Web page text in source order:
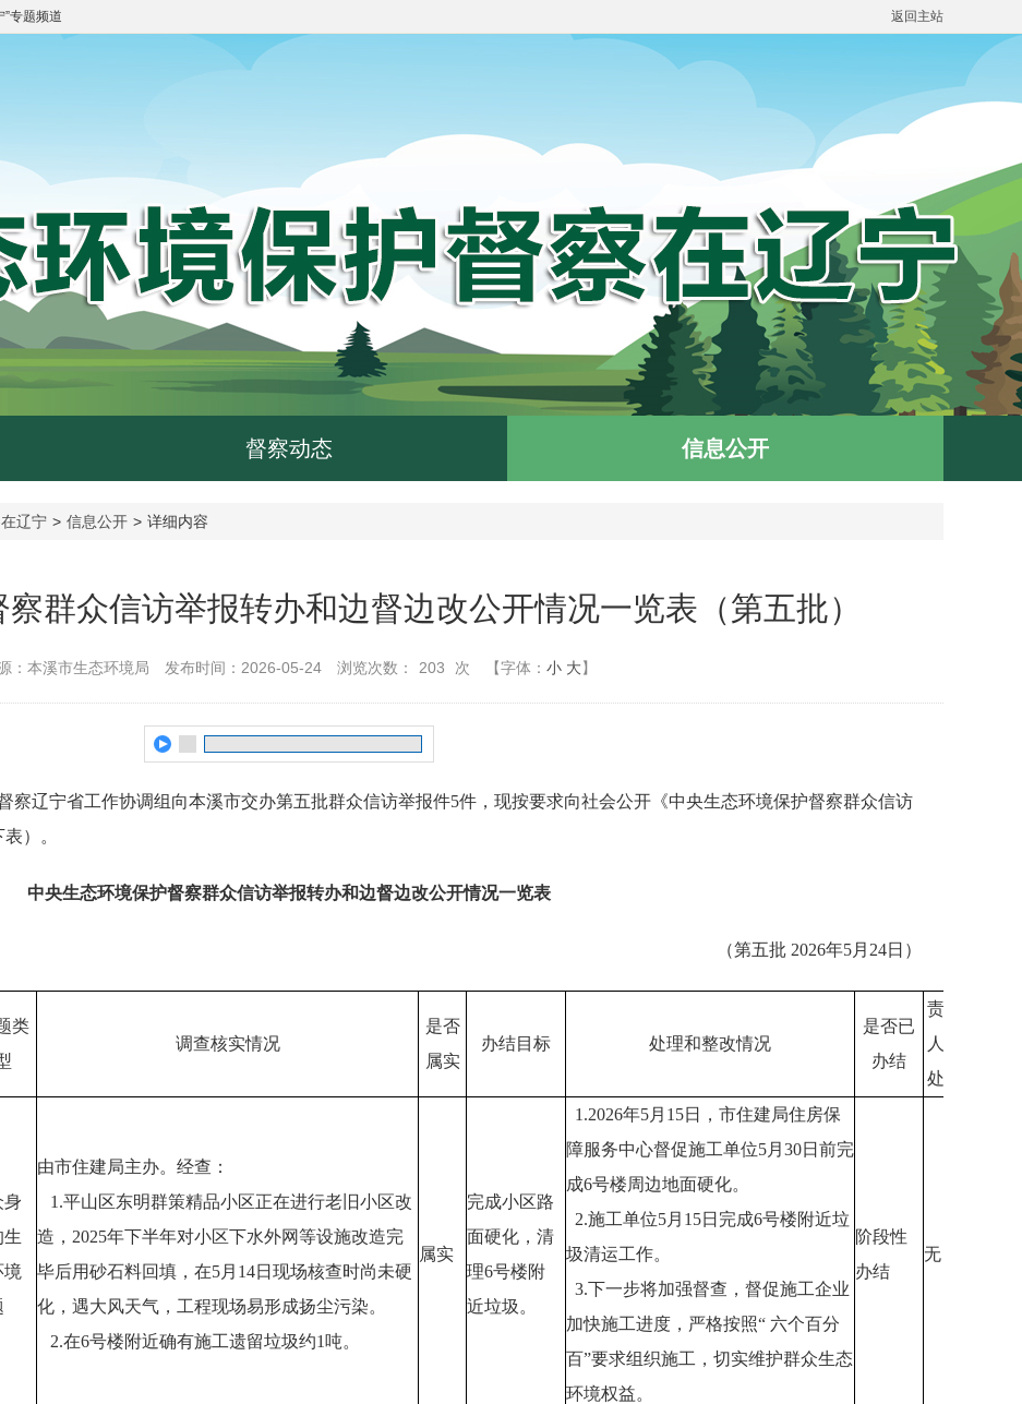
”专题频道 返回主站
督察动态 信息公开
辽宁 > 信息公开 > 详细内容
群众信访举报转办和边督边改公开情况一览表（第五批）
：本溪市生态环境局 发布时间：2026-05-24 浏览次数： 203 次 【字体： 小 大】
察辽宁省工作协调组向本溪市交办第五批群众信访举报件5件，现按要求向社会公开《中央生态环境保护督察群众信访
）。
中央生态环境保护督察群众信访举报转办和边督边改公开情况一览表
（第五批 2026年5月24日）
类
调查核实情况
是否
属实
办结目标 处理和整改情况
是否已
办结
责任
人被
处理
身
生
境
由市住建局主办。经查：
1.平山区东明群策精品小区正在进行老旧小区改
造，2025年下半年对小区下水外网等设施改造完
毕后用砂石料回填，在5月14日现场核查时尚未硬
化，遇大风天气，工程现场易形成扬尘污染。
2.在6号楼附近确有施工遗留垃圾约1吨。
属实
完成小区路
面硬化，清
理6号楼附
近垃圾。
1.2026年5月15日，市住建局住房保
障服务中心督促施工单位5月30日前完
成6号楼周边地面硬化。
2.施工单位5月15日完成6号楼附近垃
圾清运工作。
3.下一步将加强督查，督促施工企业
加快施工进度，严格按照“ 六个百分
百”要求组织施工，切实维护群众生态
环境权益。
阶段性
办结
无